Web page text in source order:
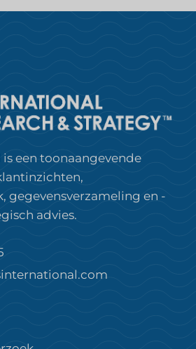
is een toonaangevende
gegevensverzameling en -
advies.